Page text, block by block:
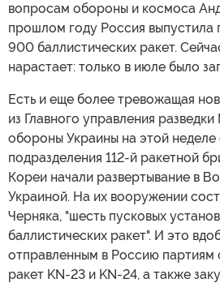
вопросам обороны и космоса
прошлом году Россия выпустила
900 баллистических ракет.
нарастает: только в июле было
Есть и еще более тревожащая
из Главного управления
обороны Украины на этой неделе
подразделения 112-й ракетной
Кореи начали развертывание в
Украиной. На их вооружении
Черняка, "шесть пусковых
баллистических ракет". И это
отправленным в Россию партиям
ракет KN-23 и KN-24, а также